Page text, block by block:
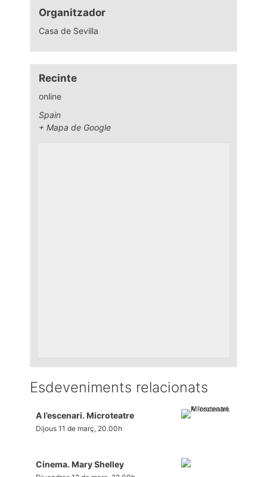
Organitzador
Casa de Sevilla
Recinte
online
Spain
+ Mapa de Google
Esdeveniments relacionats
A l’escenari. Microteatre
Dijous 11 de març, 20.00h
Cinema. Mary Shelley